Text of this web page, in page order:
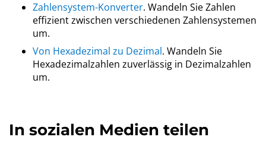
Zahlensystem-Konverter. Wandeln Sie Zahlen
effizient zwischen verschiedenen Zahlensystemen
um.
Von Hexadezimal zu Dezimal. Wandeln Sie
Hexadezimalzahlen zuverlässig in Dezimalzahlen
um.
In sozialen Medien teilen